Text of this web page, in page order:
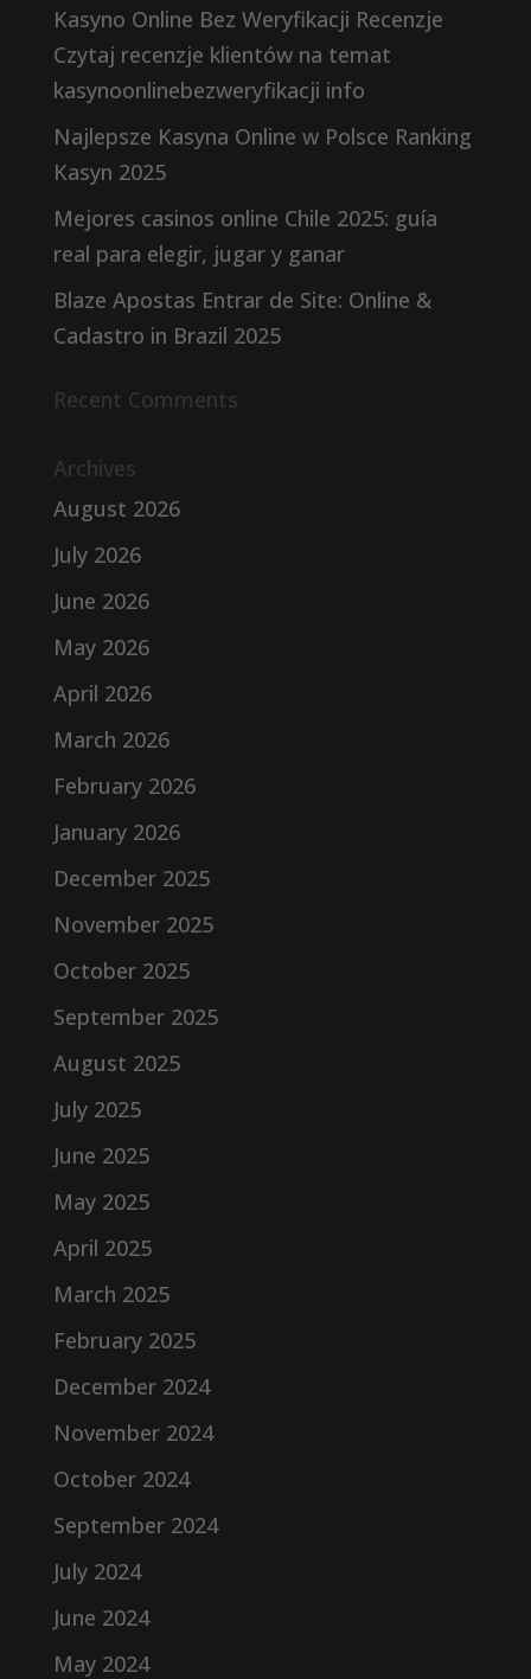
Kasyno Online Bez Weryfikacji Recenzje
Czytaj recenzje klientów na temat
kasynoonlinebezweryfikacji info
Najlepsze Kasyna Online w Polsce Ranking
Kasyn 2025
Mejores casinos online Chile 2025: guía
real para elegir, jugar y ganar
Blaze Apostas Entrar de Site: Online &
Cadastro in Brazil 2025
Recent Comments
Archives
August 2026
July 2026
June 2026
May 2026
April 2026
March 2026
February 2026
January 2026
December 2025
November 2025
October 2025
September 2025
August 2025
July 2025
June 2025
May 2025
April 2025
March 2025
February 2025
December 2024
November 2024
October 2024
September 2024
July 2024
June 2024
May 2024